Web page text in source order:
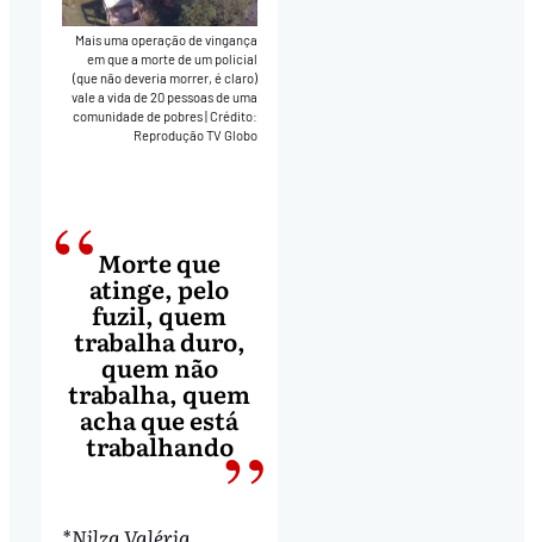
Mais uma operação de vingança
em que a morte de um policial
(que não deveria morrer, é claro)
vale a vida de 20 pessoas de uma
comunidade de pobres|Crédito:
Reprodução TV Globo
Morte que
atinge, pelo
fuzil, quem
trabalha duro,
quem não
trabalha, quem
acha que está
trabalhando